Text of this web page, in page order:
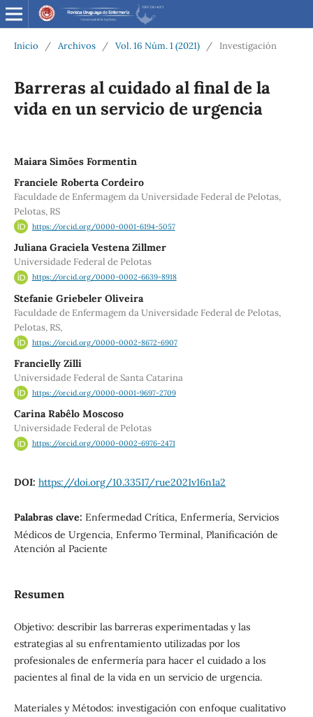
Inicio / Archivos / Vol. 16 Núm. 1 (2021) / Investigación
Barreras al cuidado al final de la
vida en un servicio de urgencia
Maiara Simões Formentin
Franciele Roberta Cordeiro
Faculdade de Enfermagem da Universidade Federal de Pelotas,
Pelotas, RS
https://orcid.org/0000-0001-6194-5057
Juliana Graciela Vestena Zillmer
Universidade Federal de Pelotas
https://orcid.org/0000-0002-6639-8918
Stefanie Griebeler Oliveira
Faculdade de Enfermagem da Universidade Federal de Pelotas,
Pelotas, RS,
https://orcid.org/0000-0002-8672-6907
Francielly Zilli
Universidade Federal de Santa Catarina
https://orcid.org/0000-0001-9697-2709
Carina Rabêlo Moscoso
Universidade Federal de Pelotas
https://orcid.org/0000-0002-6976-2471
DOI: https://doi.org/10.33517/rue2021v16n1a2
Palabras clave: Enfermedad Crítica, Enfermería, Servicios
Médicos de Urgencia, Enfermo Terminal, Planificación de
Atención al Paciente
Resumen
Objetivo: describir las barreras experimentadas y las
estrategias al su enfrentamiento utilizadas por los
profesionales de enfermería para hacer el cuidado a los
pacientes al final de la vida en un servicio de urgencia.
Materiales y Métodos: investigación con enfoque cualitativo